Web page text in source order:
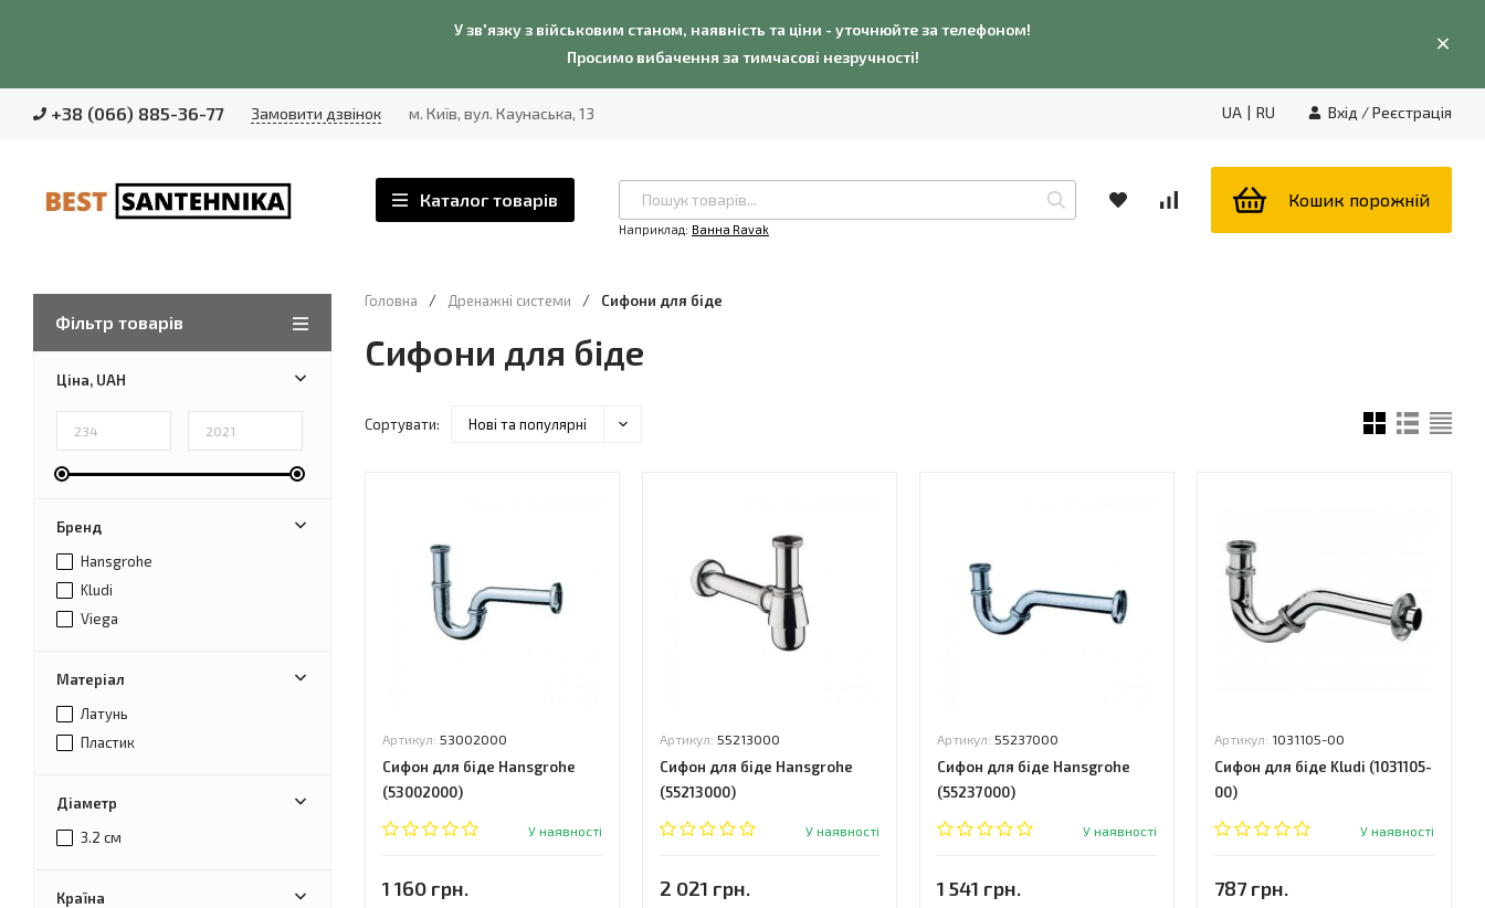
У зв'язку з військовим станом, наявність та ціни - уточнюйте за телефоном!
Просимо вибачення за тимчасові незручності!
+38 (066) 885-36-77 Замовити дзвінок м. Київ, вул. Каунаська, 13 UA | RU Вхід /Реєстрація
Каталог товарів
Наприклад: Ванна Ravak
Кошик порожній
Фільтр товарів
Ціна, UAH
Бренд
Hansgrohe
Kludi
Viega
Матеріал
Латунь
Пластик
Діаметр
3.2 см
Країна
Головна / Дренажні системи / Сифони для біде
Сифони для біде
Сортувати: Нові та популярні
Артикул: 53002000
Сифон для біде Hansgrohe
(53002000)
У наявності
1 160 грн.
Артикул: 55213000
Сифон для біде Hansgrohe
(55213000)
У наявності
2 021 грн.
Артикул: 55237000
Сифон для біде Hansgrohe
(55237000)
У наявності
1 541 грн.
Артикул: 1031105-00
Сифон для біде Kludi (1031105-
00)
У наявності
787 грн.